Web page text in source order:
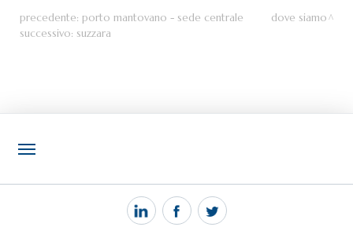
precedente: porto mantovano - sede centrale
successivo: suzzara
dove siamo
NOTIZIE
PEC MANTOVA MAIL